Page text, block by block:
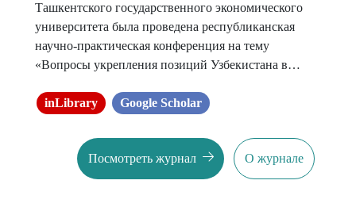
Ташкентского государственного экономического
университета была проведена республиканская
научно-практическая конференция на тему
«Вопросы укрепления позиций Узбекистана в
интеграции в мировой рынок в условиях
inLibrary Google Scholar
Посмотреть журнал О журнале